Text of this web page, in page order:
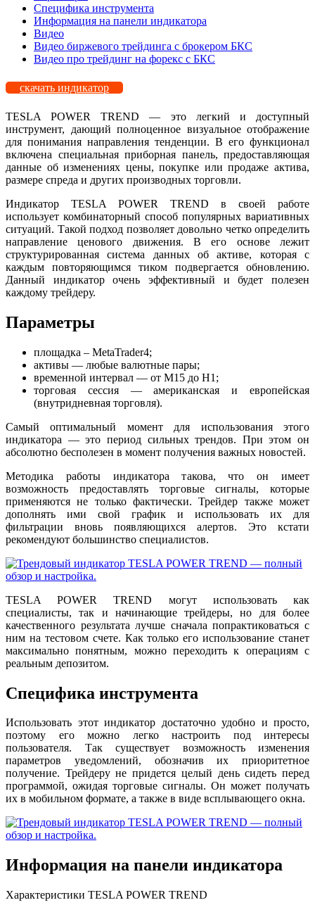
Специфика инструмента
Информация на панели индикатора
Видео
Видео биржевого трейдинга с брокером БКС
Видео про трейдинг на форекс с БКС
скачать индикатор
TESLA POWER TREND — это легкий и доступный
инструмент, дающий полноценное визуальное отображение
для понимания направления тенденции. В его функционал
включена специальная приборная панель, предоставляющая
данные об изменениях цены, покупке или продаже актива,
размере спреда и других производных торговли.
Индикатор TESLA POWER TREND в своей работе
использует комбинаторный способ популярных вариативных
ситуаций. Такой подход позволяет довольно четко определить
направление ценового движения. В его основе лежит
структурированная система данных об активе, которая с
каждым повторяющимся тиком подвергается обновлению.
Данный индикатор очень эффективный и будет полезен
каждому трейдеру.
Параметры
площадка – MetaTrader4;
активы — любые валютные пары;
временной интервал — от М15 до Н1;
торговая сессия — американская и европейская
(внутридневная торговля).
Самый оптимальный момент для использования этого
индикатора — это период сильных трендов. При этом он
абсолютно бесполезен в момент получения важных новостей.
Методика работы индикатора такова, что он имеет
возможность предоставлять торговые сигналы, которые
применяются не только фактически. Трейдер также может
дополнять ими свой график и использовать их для
фильтрации вновь появляющихся алертов. Это кстати
рекомендуют большинство специалистов.
TESLA POWER TREND могут использовать как
специалисты, так и начинающие трейдеры, но для более
качественного результата лучше сначала попрактиковаться с
ним на тестовом счете. Как только его использование станет
максимально понятным, можно переходить к операциям с
реальным депозитом.
Специфика инструмента
Использовать этот индикатор достаточно удобно и просто,
поэтому его можно легко настроить под интересы
пользователя. Так существует возможность изменения
параметров уведомлений, обозначив их приоритетное
получение. Трейдеру не придется целый день сидеть перед
программой, ожидая торговые сигналы. Он может получать
их в мобильном формате, а также в виде всплывающего окна.
Информация на панели индикатора
Характеристики TESLA POWER TREND